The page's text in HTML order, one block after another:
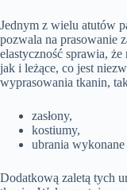
Jednym z wielu atutów
pozwala na prasowanie
elastyczność sprawia,
jak i leżące, co jest
wyprasowania tkanin,
zasłony,
kostiumy,
ubrania wykonane
Dodatkową zaletą tych